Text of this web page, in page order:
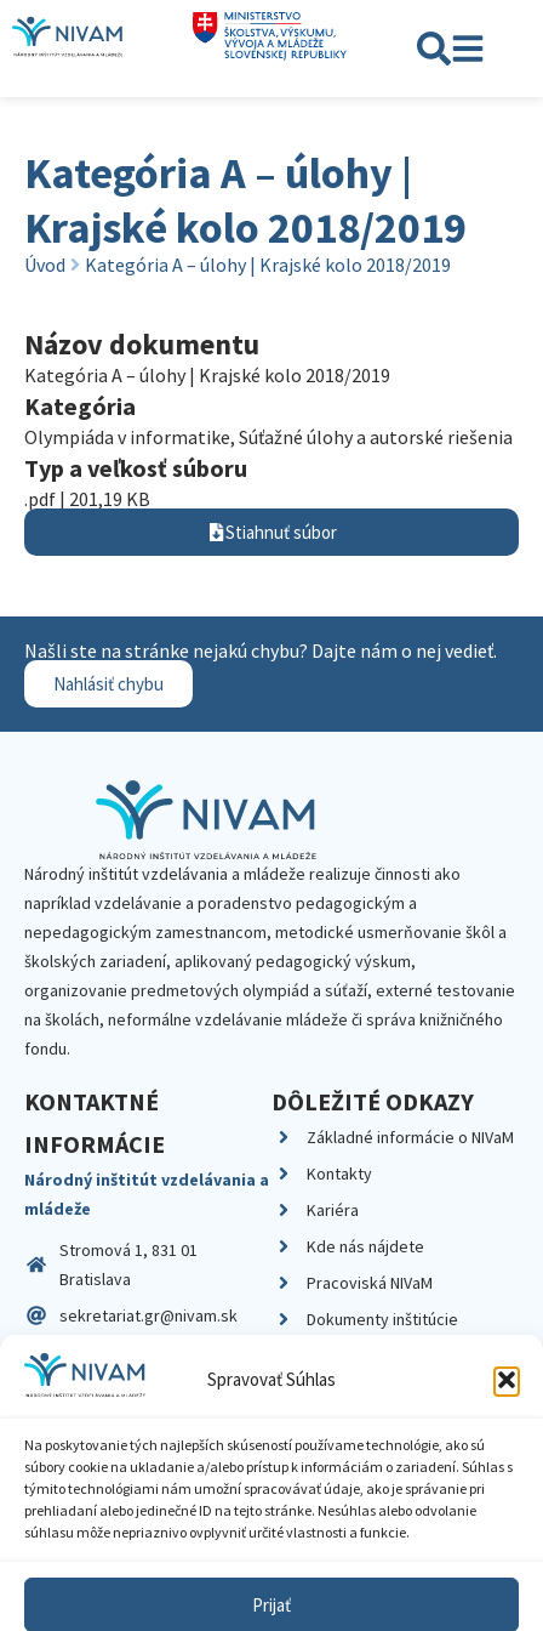
Spravovať Súhlas
Na poskytovanie tých najlepších skúseností používame technológie, ako sú
súbory cookie na ukladanie a/alebo prístup k informáciám o zariadení. Súhlas s
týmito technológiami nám umožní spracovávať údaje, ako je správanie pri
prehliadaní alebo jedinečné ID na tejto stránke. Nesúhlas alebo odvolanie
súhlasu môže nepriaznivo ovplyvniť určité vlastnosti a funkcie.
Prijať
Kategória A – úlohy |
Krajské kolo 2018/2019
Úvod Kategória A – úlohy | Krajské kolo 2018/2019
Názov dokumentu
Kategória A – úlohy | Krajské kolo 2018/2019
Kategória
Olympiáda v informatike, Súťažné úlohy a autorské riešenia
Typ a veľkosť súboru
.pdf | 201,19 KB
Stiahnuť súbor
Našli ste na stránke nejakú chybu? Dajte nám o nej vedieť.
Nahlásiť chybu
Národný inštitút vzdelávania a mládeže realizuje činnosti ako
napríklad vzdelávanie a poradenstvo pedagogickým a
nepedagogickým zamestnancom, metodické usmerňovanie škôl a
školských zariadení, aplikovaný pedagogický výskum,
organizovanie predmetových olympiád a súťaží, externé testovanie
na školách, neformálne vzdelávanie mládeže či správa knižničného
fondu.
KONTAKTNÉ
INFORMÁCIE
Národný inštitút vzdelávania a
mládeže
Stromová 1, 831 01
Bratislava
sekretariat.gr@nivam.sk
IČO: 00164348
DIČ: 2020798714
DÔLEŽITÉ ODKAZY
Základné informácie o NIVaM
Kontakty
Kariéra
Kde nás nájdete
Pracoviská NIVaM
Dokumenty inštitúcie
Zásady ochrany súkromia
Sprístupnenie informácií